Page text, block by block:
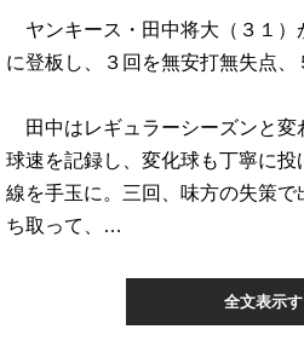
ヤンキース・田中将大（３１）
に登板し、３回を無安打無失点、
田中はレギュラーシーズンと変
球速を記録し、変化球も丁寧に
線を手玉に。三回、味方の失策
ち取って、…
全文表示